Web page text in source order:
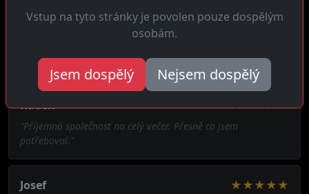
Potkali Jana
Radek ★★★★★
"Příjemná společnost na celý večer. Přesně co jsem
potřeboval."
Josef ★★★★★
Vstup na tyto stránky je povolen pouze dospělým
osobám.
Jsem dospělý Nejsem dospělý